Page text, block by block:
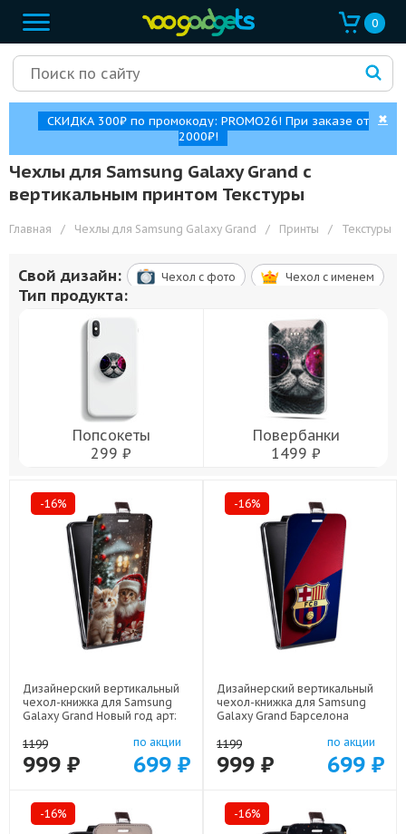
0
СКИДКА 300₽ по промокоду: PROMO26! При заказе от
2000₽!
✖
Чехлы для Samsung Galaxy Grand с
вертикальным принтом Текстуры
Главная / Чехлы для Samsung Galaxy Grand / Принты / Текстуры
Свой дизайн: Чехол c фото Чехол c именем
Тип продукта:
Попсокеты
299 ₽
Повербанки
1499 ₽
-16%
Дизайнерский вертикальный
чехол-книжка для Samsung
Galaxy Grand Новый год арт:
1199
999 ₽
по акции
699 ₽
-16%
Дизайнерский вертикальный
чехол-книжка для Samsung
Galaxy Grand Барселона
1199
999 ₽
по акции
699 ₽
-16% -16%